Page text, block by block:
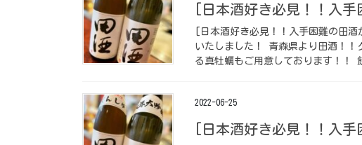
[日本酒好き必見！！入手
[日本酒好き必見！！入手困難の田
いたしました！ 青森県より田酒！！
る真牡蠣もご用意しております！！
2022-06-25
[日本酒好き必見！！入手